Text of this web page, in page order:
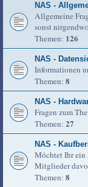
NAS -
Allgemeine
sonst
Themen: 126
NAS -
Informationen
Themen: 8
NAS -
Fragen zum
Themen: 27
NAS -
Möchtet Ihr ein
Mitglieder
Themen: 8